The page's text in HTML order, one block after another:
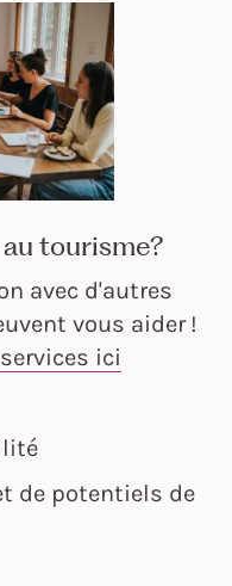
tourisme?
avec d'autres
vous aider !
ici
potentiels de